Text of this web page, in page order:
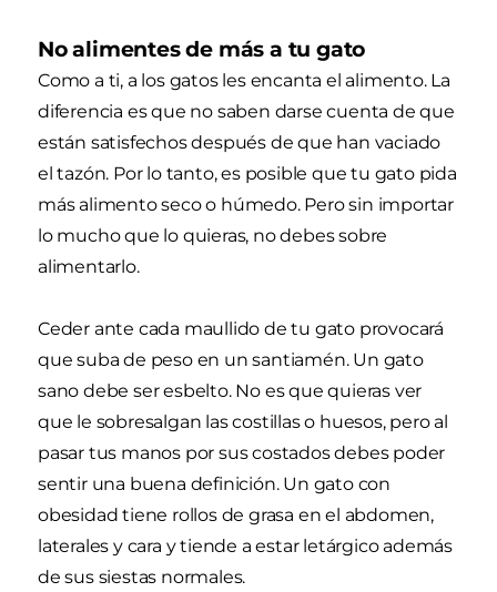
No alimentes de más a tu gato
Como a ti, a los gatos les encanta el alimento. La
diferencia es que no saben darse cuenta de que
están satisfechos después de que han vaciado
el tazón. Por lo tanto, es posible que tu gato pida
más alimento seco o húmedo. Pero sin importar
lo mucho que lo quieras, no debes sobre
alimentarlo.
Ceder ante cada maullido de tu gato provocará
que suba de peso en un santiamén. Un gato
sano debe ser esbelto. No es que quieras ver
que le sobresalgan las costillas o huesos, pero al
pasar tus manos por sus costados debes poder
sentir una buena definición. Un gato con
obesidad tiene rollos de grasa en el abdomen,
laterales y cara y tiende a estar letárgico además
de sus siestas normales.